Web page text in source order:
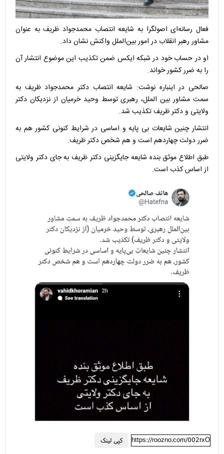
فعال رسانه‌ای اصولگرا به شایعه انتصاب محمدجواد ظریف به عنوان
مشاور رهبر انقلاب در امور بین‌الملل واکنش نشان داد.
او در حساب خود در شبکه ایکس ضمن تکذیب این موضوع انتشار آن
را به ضرر کشور خواند.
صالحی در اینباره نوشت: شایعه انتصاب دکتر محمدجواد ظریف به
سمت مشاور بین الملل، رهبری توسط وحید خرمیان از نزدیکان دکتر
ولایتی و دکتر ظریف تکذیب شد.
انتشار چنین شایعات بی پایه و اساسی در شرایط کنونی کشور هم به
ضرر دولت چهاردهم است و هم شخص دکتر ظریف.
طبق اطلاع موثق بنده شایعه جایگزینی دکتر ظریف به جای دکتر ولایتی
از اساس کذب است.
کپی لینک https://roozno.com/002rxO